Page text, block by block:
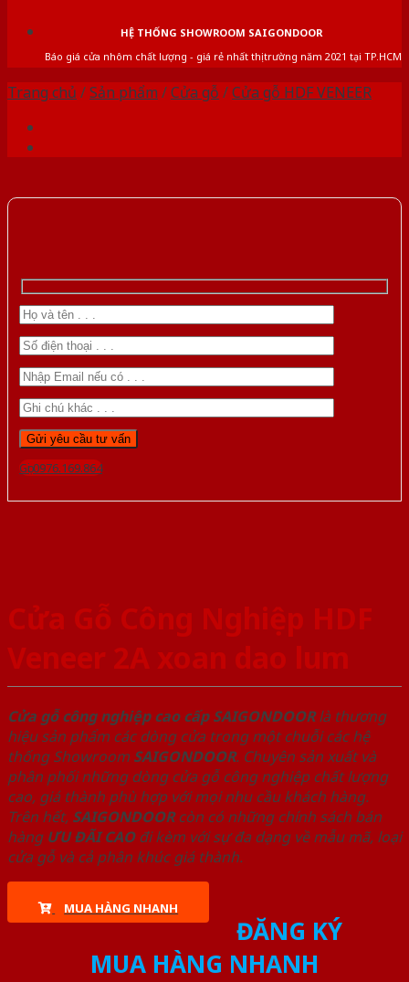
HỆ THỐNG SHOWROOM SAIGONDOOR
Báo giá cửa nhôm chất lượng - giá rẻ nhất thị trường năm 2021 tại TP.HCM
Trang chủ /Sản phẩm /Cửa gỗ /Cửa gỗ HDF VENEER
Gọi 0976.169.864
Cửa Gỗ Công Nghiệp HDF
Veneer 2A xoan dao lum
Cửa gỗ công nghiệp cao cấp SAIGONDOORlà thương
hiệu sản phẩm các dòng cửa trong một chuỗi các hệ
thống Showroom SAIGONDOOR. Chuyên sản xuất và
phân phối những dòng cửa gỗ công nghiệp chất lượng
cao, giá thành phù hợp với mọi nhu cầu khách hàng.
Trên hết, SAIGONDOORcòn có những chính sách bán
hàng ƯU ĐÃI CAOđi kèm với sự đa dạng về mẫu mã, loại
cửa gỗ và cả phân khúc giá thành.
MUA HÀNG NHANH
ĐĂNG KÝ
MUA HÀNG NHANH